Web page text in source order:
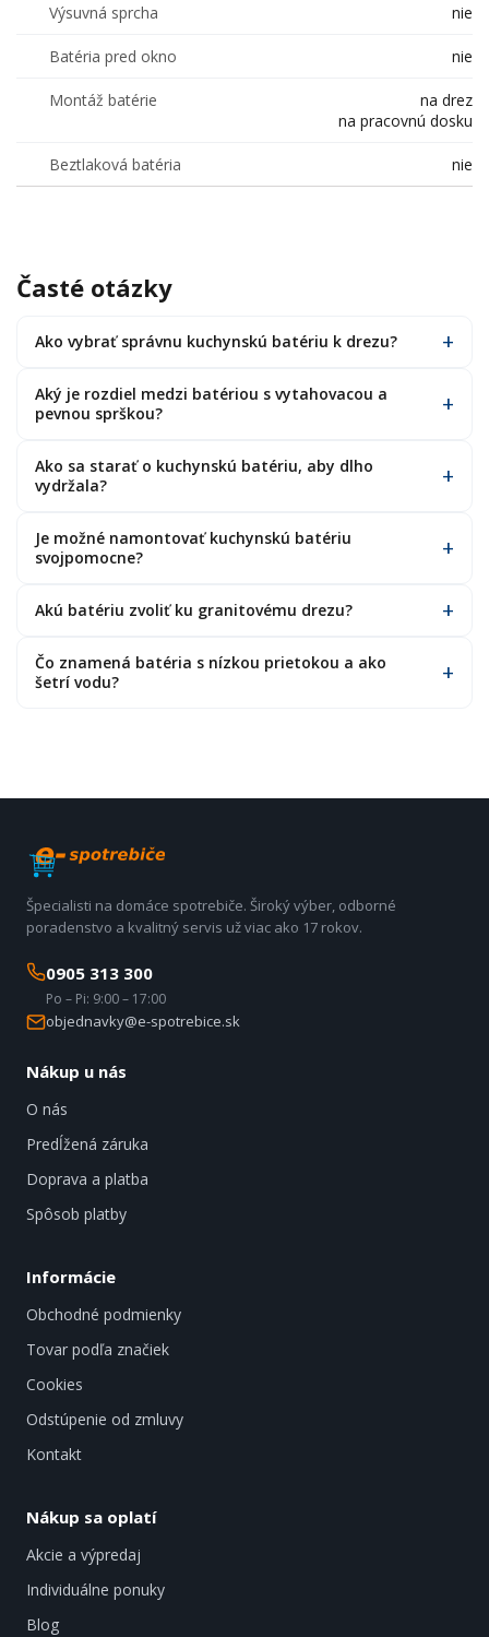
Výsuvná sprcha nie
Batéria pred okno nie
Montáž batérie
na drez
na pracovnú dosku
Beztlaková batéria nie
Časté otázky
Ako vybrať správnu kuchynskú batériu k drezu?
Aký je rozdiel medzi batériou s vytahovacou a
pevnou sprškou?
Ako sa starať o kuchynskú batériu, aby dlho
vydržala?
Je možné namontovať kuchynskú batériu
svojpomocne?
Akú batériu zvoliť ku granitovému drezu?
Čo znamená batéria s nízkou prietokou a ako
šetrí vodu?
Špecialisti na domáce spotrebiče. Široký výber, odborné
poradenstvo a kvalitný servis už viac ako 17 rokov.
0905 313 300
Po – Pi: 9:00 – 17:00
objednavky@e-spotrebice.sk
Nákup u nás
O nás
Predĺžená záruka
Doprava a platba
Spôsob platby
Informácie
Obchodné podmienky
Tovar podľa značiek
Cookies
Odstúpenie od zmluvy
Kontakt
Nákup sa oplatí
Akcie a výpredaj
Individuálne ponuky
Blog